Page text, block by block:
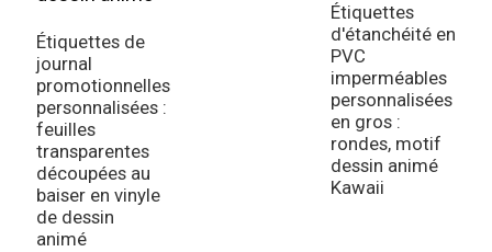
Étiquettes de
journal
promotionnelles
personnalisées :
feuilles
transparentes
découpées au
baiser en vinyle
de dessin
animé
Étiquettes
d'étanchéité en
PVC
imperméables
personnalisées
en gros :
rondes, motif
dessin animé
Kawaii